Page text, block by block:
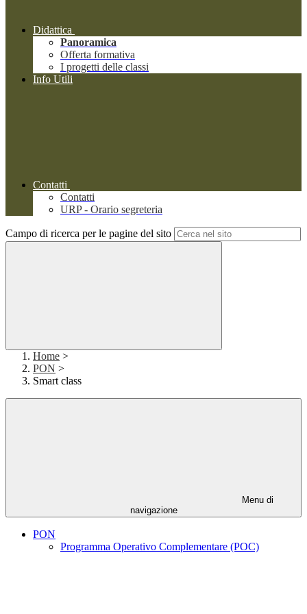
Didattica
Panoramica
Offerta formativa
I progetti delle classi
Info Utili
Contatti
Contatti
URP - Orario segreteria
Campo di ricerca per le pagine del sito
Home >
PON >
Smart class
Menu di
navigazione
PON
Programma Operativo Complementare (POC)